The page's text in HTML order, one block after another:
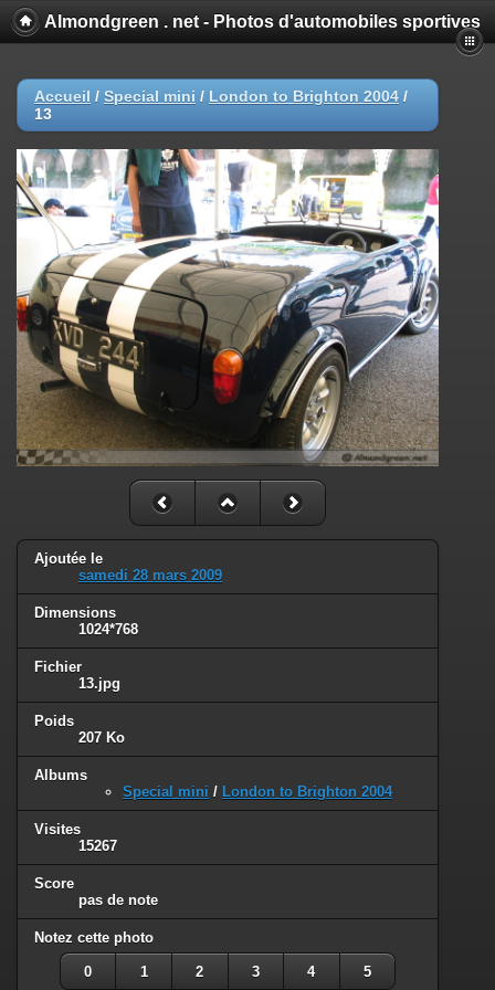
Almondgreen . net - Photos d'automobiles sportives
Accueil / Special mini / London to Brighton 2004 /
13
Ajoutée le
samedi 28 mars 2009
Dimensions
1024*768
Fichier
13.jpg
Poids
207 Ko
Albums
Special mini / London to Brighton 2004
Visites
15267
Score
pas de note
Notez cette photo
0 1 2 3 4 5